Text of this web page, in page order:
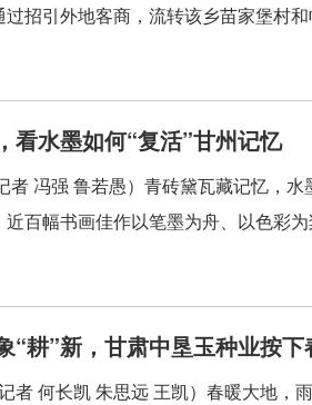
招引外地客商，流转该乡苗家堡村
看水墨如何“复活”甘州记忆
者 冯强 鲁若愚）青砖黛瓦藏记忆，
百幅书画佳作以笔墨为舟、以色彩
“耕”新，甘肃中垦玉种业按
者 何长凯 朱思远 王凯）春暖大地，